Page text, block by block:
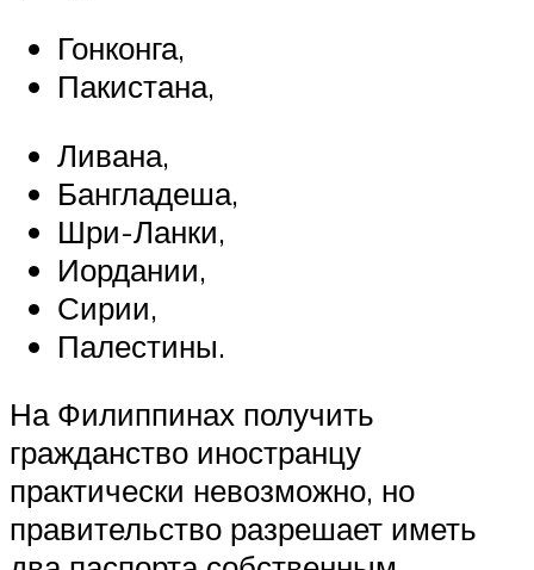
Гонконга,
Пакистана,
Ливана,
Бангладеша,
Шри-Ланки,
Иордании,
Сирии,
Палестины.
На Филиппинах получить
гражданство иностранцу
практически невозможно, но
правительство разрешает иметь